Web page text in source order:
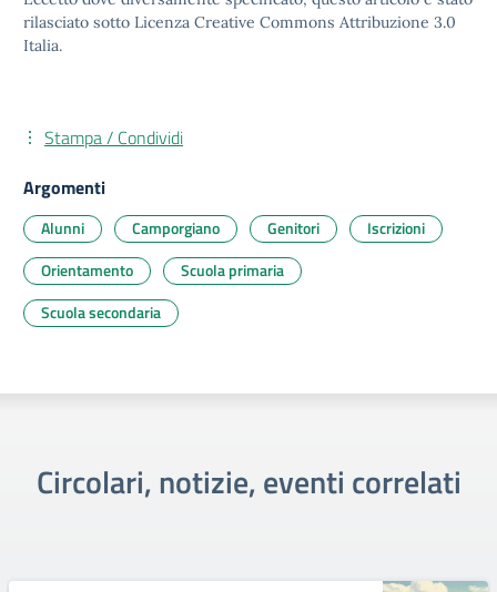
rilasciato sotto Licenza Creative Commons Attribuzione 3.0
Italia.
Stampa / Condividi
Argomenti
Alunni Camporgiano Genitori
Iscrizioni
Orientamento
Scuola primaria
Scuola secondaria
Circolari, notizie, eventi correlati